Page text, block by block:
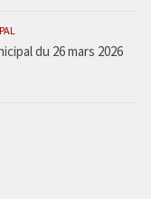
du 26 mars 2026